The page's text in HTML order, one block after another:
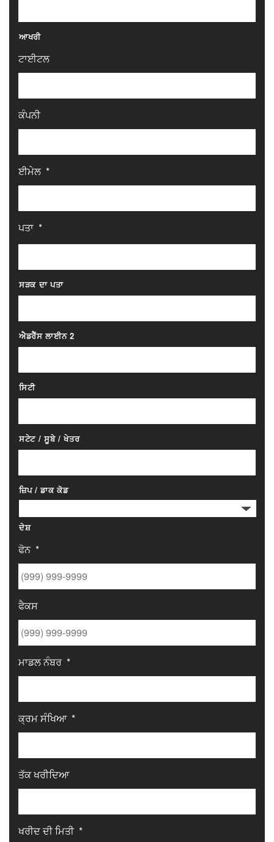
ਆਖਰੀ
ਟਾਈਟਲ
ਕੰਪਨੀ
ਈਮੇਲ *
ਪਤਾ *
ਸੜਕ ਦਾ ਪਤਾ
ਐਡਰੈੱਸ ਲਾਈਨ 2
ਸਿਟੀ
ਸਟੇਟ / ਸੂਬੇ / ਖੇਤਰ
ਜ਼ਿਪ / ਡਾਕ ਕੋਡ
ਦੇਸ਼
ਫੋਨ *
ਫੈਕਸ
ਮਾਡਲ ਨੰਬਰ *
ਕ੍ਰਮ ਸੰਖਿਆ *
ਤੱਕ ਖਰੀਦਿਆ
ਖਰੀਦ ਦੀ ਮਿਤੀ *